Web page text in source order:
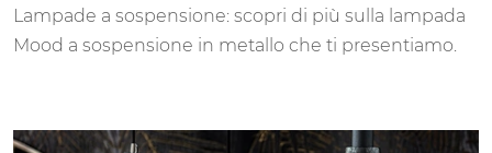
Lampade a sospensione: scopri di più sulla lampada
Mood a sospensione in metallo che ti presentiamo.